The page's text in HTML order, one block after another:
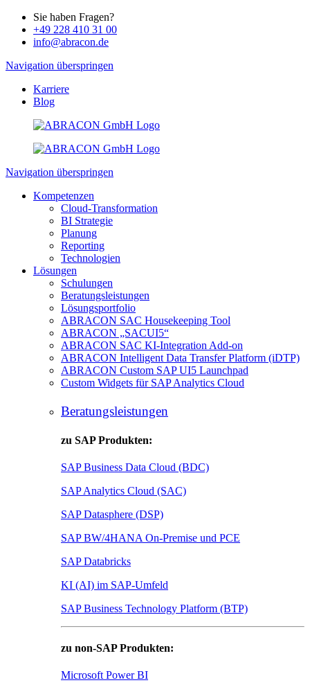
Sie haben Fragen?
+49 228 410 31 00
info@abracon.de
Navigation überspringen
Karriere
Blog
Navigation überspringen
Kompetenzen
Cloud-Transformation
BI Strategie
Planung
Reporting
Technologien
Lösungen
Schulungen
Beratungsleistungen
Lösungsportfolio
ABRACON SAC Housekeeping Tool
ABRACON „SACUI5“
ABRACON SAC KI-Integration Add-on
ABRACON Intelligent Data Transfer Platform (iDTP)
ABRACON Custom SAP UI5 Launchpad
Custom Widgets für SAP Analytics Cloud
Beratungsleistungen
zu SAP Produkten:
SAP Business Data Cloud (BDC)
SAP Analytics Cloud (SAC)
SAP Datasphere (DSP)
SAP BW/4HANA On-Premise und PCE
SAP Databricks
KI (AI) im SAP-Umfeld
SAP Business Technology Platform (BTP)
zu non-SAP Produkten:
Microsoft Power BI